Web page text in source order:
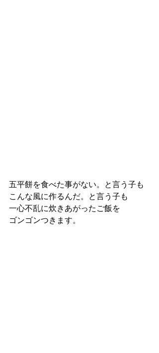
五平餅を食べた事がない。と言う子も
こんな風に作るんだ。と言う子も
一心不乱に炊きあがったご飯を
ゴンゴンつきます。